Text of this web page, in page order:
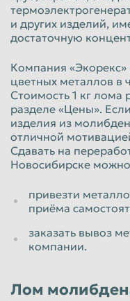
Южно-Сахалинск
Ярославль
и других изделий,
достаточную
Компания
цветных металлов в
Стоимость 1 кг лома
разделе «Цены».
изделия из
отличной
Сдавать на
Новосибирске
привезти
приёма
заказать вывоз
компании.
Лом